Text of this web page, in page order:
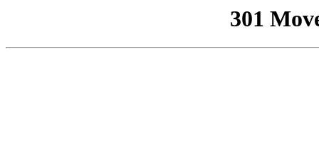
301